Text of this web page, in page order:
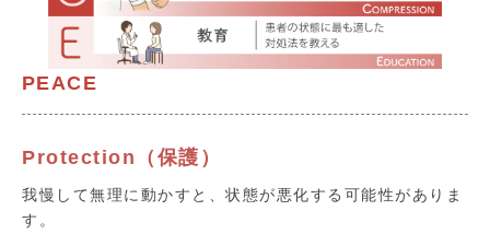
PEACE
Protection（保護）
我慢して無理に動かすと、状態が悪化する可能性がありま
す。